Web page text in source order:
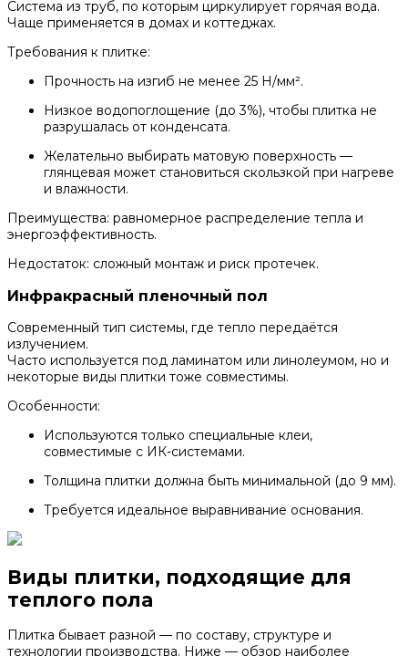
Система из труб, по которым циркулирует горячая вода.
Чаще применяется в домах и коттеджах.
Требования к плитке:
Прочность на изгиб не менее 25 Н/мм².
Низкое водопоглощение (до 3%), чтобы плитка не
разрушалась от конденсата.
Желательно выбирать матовую поверхность —
глянцевая может становиться скользкой при нагреве
и влажности.
Преимущества: равномерное распределение тепла и
энергоэффективность.
Недостаток: сложный монтаж и риск протечек.
Инфракрасный пленочный пол
Современный тип системы, где тепло передаётся
излучением.
Часто используется под ламинатом или линолеумом, но и
некоторые виды плитки тоже совместимы.
Особенности:
Используются только специальные клеи,
совместимые с ИК-системами.
Толщина плитки должна быть минимальной (до 9 мм).
Требуется идеальное выравнивание основания.
Виды плитки, подходящие для
теплого пола
Плитка бывает разной — по составу, структуре и
технологии производства. Ниже — обзор наиболее